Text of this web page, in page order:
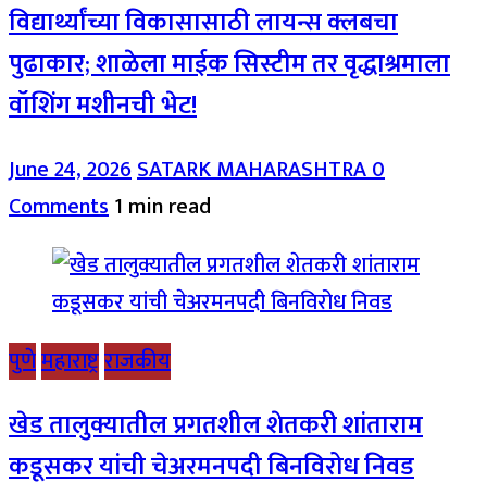
विद्यार्थ्यांच्या विकासासाठी लायन्स क्लबचा
पुढाकार; शाळेला माईक सिस्टीम तर वृद्धाश्रमाला
वॉशिंग मशीनची भेट!
June 24, 2026SATARK MAHARASHTRA0
Comments1 min read
पुणेमहाराष्ट्रराजकीय
खेड तालुक्यातील प्रगतशील शेतकरी शांताराम
कडूसकर यांची चेअरमनपदी बिनविरोध निवड